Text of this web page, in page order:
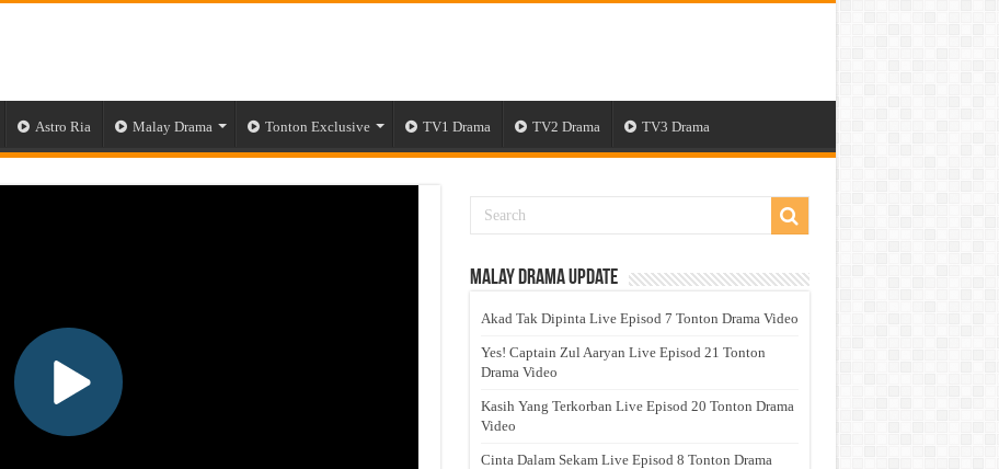
Astro Ria Malay Drama Tonton Exclusive TV1 Drama TV2 Drama TV3 Drama
Malay Drama Update
Akad Tak Dipinta Live Episod 7 Tonton Drama Video
Yes! Captain Zul Aaryan Live Episod 21 Tonton
Drama Video
Kasih Yang Terkorban Live Episod 20 Tonton Drama
Video
Cinta Dalam Sekam Live Episod 8 Tonton Drama